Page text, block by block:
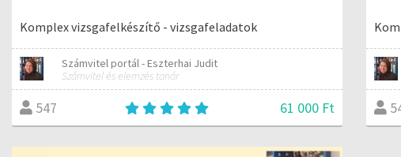
Komplex vizsgafelkészítő - vizsgafeladatok
Számvitel portál - Eszterhai Judit
Számvitel és elemzés tanár
547 61 000 Ft